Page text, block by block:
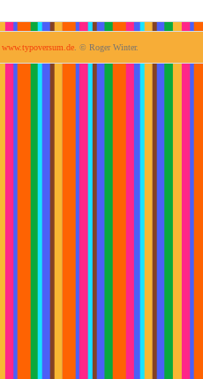
www.typoversum.de. © Roger Winter.